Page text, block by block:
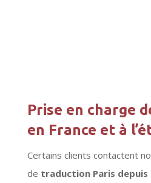
Prise en charge
en France et à
Certains clients contactent
de traduction Paris depuis